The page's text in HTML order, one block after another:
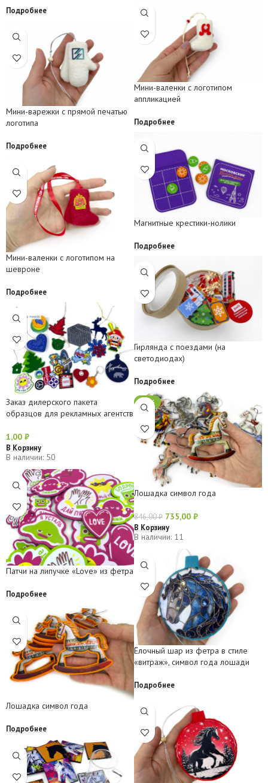
Подробнее
Мини-валенки с логотипом
аппликацией
Подробнее
Мини-варежки с прямой печатью
логотипа
Подробнее
Магнитные крестики-нолики
Подробнее
Мини-валенки с логотипом на
шевроне
Подробнее
Гирлянда с поездами (на
светодиодах)
Подробнее
Заказ дилерского пакета
образцов для рекламных агентств
1,00 ₽
В Корзину
В наличии: 50
-13%
Лошадка символ года
846,00₽ 735,00 ₽
В Корзину
В наличии: 11
Патчи на липучке «Love» из фетра
Подробнее
Ёлочный шар из фетра в стиле
«витраж», символ года лошади
Подробнее
Лошадка символ года
Подробнее